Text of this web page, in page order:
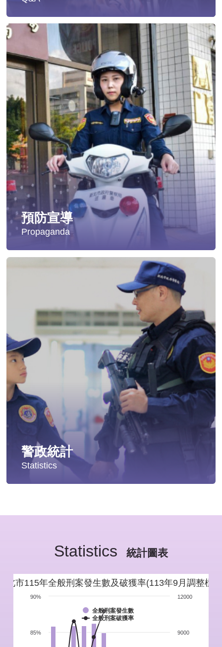
遭受性侵害時，可向哪些單位求助？
發生性侵害案件後，我可以請社工陪同嗎?
發生性侵害案件後，我需要去驗傷嗎?
遇到性騷擾案件之處理？
當你遭受到家庭暴力時該如何處理？
如何執行家庭暴力加害人訪查、訪查對象及期間為何?
預防宣導
Propaganda
影音專區
交通安全
警政統計
Statistics
新北市重要警政統計指標
警政性別統計
警政統計通報
警政統計懶人包
Statistics 統計圖表
北市115年全般刑案發生數及破獲率(113年9月調整標
全般刑案發生數
全般刑案破獲率
85%
90%
9000
12000